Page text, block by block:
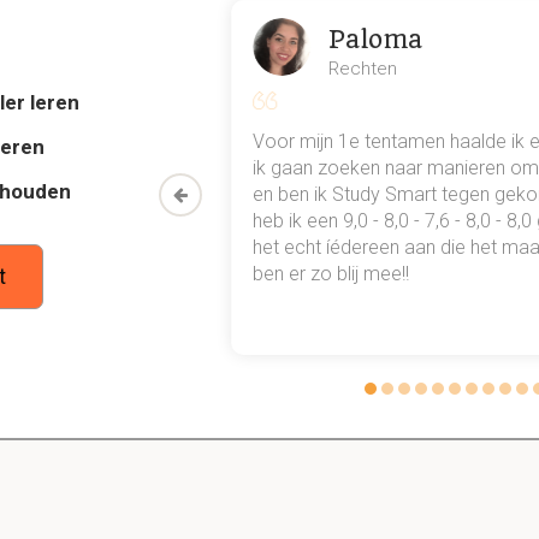
kom je tegen vanaf Steenbank richting de
scheidingsboei OG GR welk nevenvaarwater krijgen
en waar mondt het op uit?
kleine vaartuigen (jachten), Dit vaarwater mondt
Bovenmaats in het Oostgat/Sardijngeul?
leren
mn
een heel
gewoon
Paloma
Rechten
Voor mijn 1e tentamen haalde ik
ik gaan zoeken naar manieren
en ben ik Study Smart tegen
heb ik een 9,0 - 8,0 - 7,6 - 8,0 -
het echt íédereen aan die het
ben er zo blij mee!!